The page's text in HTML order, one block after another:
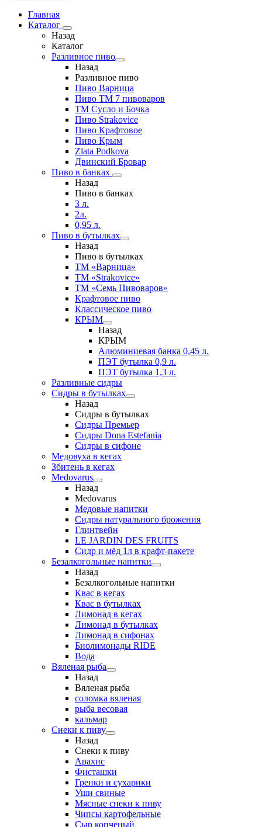
Главная
Каталог
Назад
Каталог
Разливное пиво
Назад
Разливное пиво
Пиво Варница
Пиво ТМ 7 пивоваров
ТМ Сусло и Бочка
Пиво Strakovice
Пиво Крафтовое
Пиво Крым
Zlata Podkova
Двинский Бровар
Пиво в банках
Назад
Пиво в банках
3 л.
2л.
0,95 л.
Пиво в бутылках
Назад
Пиво в бутылках
ТМ «Варница»
ТМ «Strakovice»
ТМ «Семь Пивоваров»
Крафтовое пиво
Классическое пиво
КРЫМ
Назад
КРЫМ
Алюминиевая банка 0,45 л.
ПЭТ бутылка 0,9 л.
ПЭТ бутылка 1,3 л.
Разливные сидры
Сидры в бутылках
Назад
Сидры в бутылках
Сидры Премьер
Сидры Dona Estefania
Сидры в сифоне
Медовуха в кегах
Збитень в кегах
Medovarus
Назад
Medovarus
Медовые напитки
Сидры натурального брожения
Глинтвейн
LE JARDIN DES FRUITS
Сидр и мёд 1л в крафт-пакете
Безалкогольные напитки
Назад
Безалкогольные напитки
Квас в кегах
Квас в бутылках
Лимонад в кегах
Лимонад в бутылках
Лимонад в сифонах
Биолимонады RIDE
Вода
Вяленая рыба
Назад
Вяленая рыба
соломка вяленая
рыба весовая
кальмар
Снеки к пиву
Назад
Снеки к пиву
Арахис
Фисташки
Гренки и сухарики
Уши свиные
Мясные снеки к пиву
Чипсы картофельные
Сыр копченый